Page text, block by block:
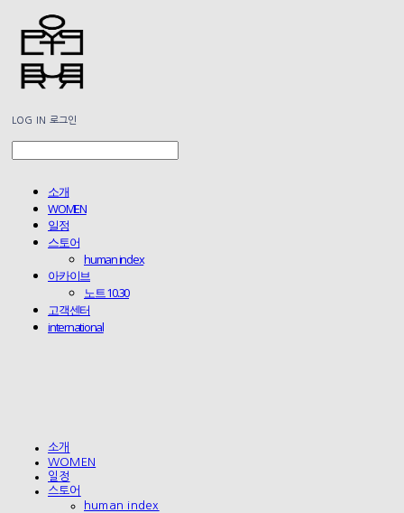
LOG IN 로그인
소개
WOMEN
일정
스토어
human index
아카이브
노트 10.30
고객센터
international
소개
WOMEN
일정
스토어
human index